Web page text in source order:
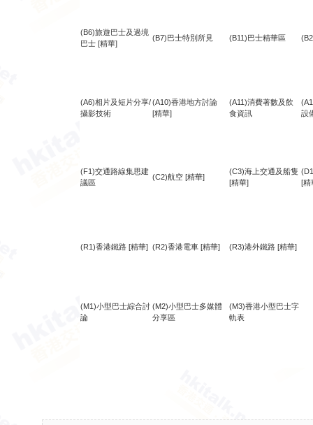
(B6)旅遊巴士及過境
巴士 [精華]
(B7)巴士特別所見 (B11)巴士精華區
(A6)相片及短片分享/
攝影技術
(A10)香港地方討論
[精華]
(A11)消費著數及飲
食資訊
設
(F1)交通路線集思建
議區
(C2)航空 [精華]
(C3)海上交通及船隻
[精華]
[精
(R1)香港鐵路 [精華] (R2)香港電車 [精華] (R3)港外鐵路 [精華]
(M1)小型巴士綜合討
論
(M2)小型巴士多媒體
分享區
(M3)香港小型巴士字
軌表